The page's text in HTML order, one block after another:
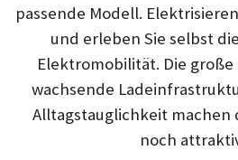
passende Modell.
und erleben Sie selbst
Elektromobilität. Die
wachsende
Alltagstauglichkeit machen
noch